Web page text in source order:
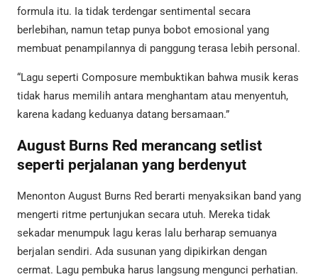
formula itu. Ia tidak terdengar sentimental secara
berlebihan, namun tetap punya bobot emosional yang
membuat penampilannya di panggung terasa lebih personal.
“Lagu seperti Composure membuktikan bahwa musik keras
tidak harus memilih antara menghantam atau menyentuh,
karena kadang keduanya datang bersamaan.”
August Burns Red merancang setlist
seperti perjalanan yang berdenyut
Menonton August Burns Red berarti menyaksikan band yang
mengerti ritme pertunjukan secara utuh. Mereka tidak
sekadar menumpuk lagu keras lalu berharap semuanya
berjalan sendiri. Ada susunan yang dipikirkan dengan
cermat. Lagu pembuka harus langsung mengunci perhatian.